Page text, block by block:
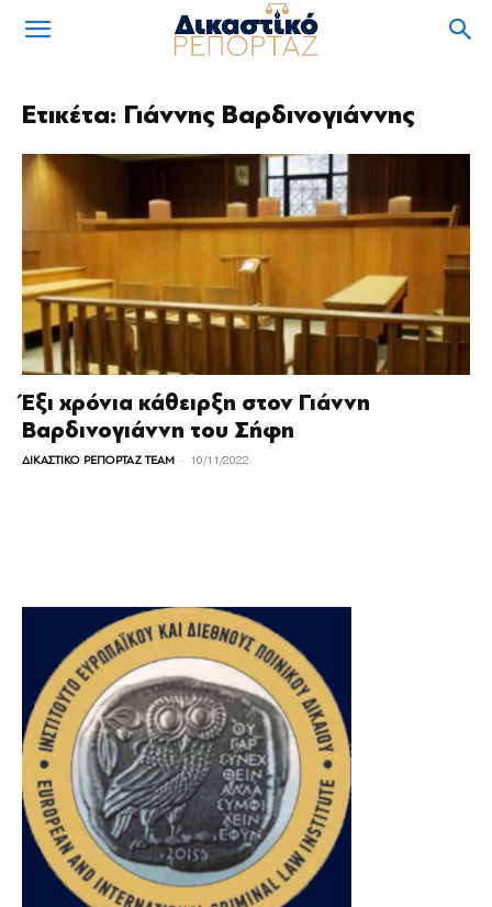
Ετικέτα: Γιάννης Βαρδινογιάννης
Έξι χρόνια κάθειρξη στον Γιάννη
Βαρδινογιάννη του Σήφη
ΔΙΚΑΣΤΙΚΟ ΡΕΠΟΡΤΑΖ TEAM - 10/11/2022